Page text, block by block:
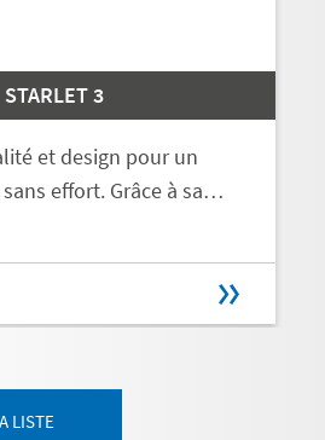
STARLET 3
et design pour un
effort. Grâce à sa…
LISTE